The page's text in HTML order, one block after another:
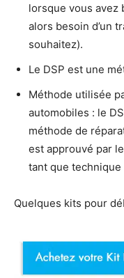
lorsque vous avez
alors besoin d’un
souhaitez).
Le DSP est une
Méthode utilisée
automobiles : le
méthode de
est approuvé par
tant que
Quelques kits pour